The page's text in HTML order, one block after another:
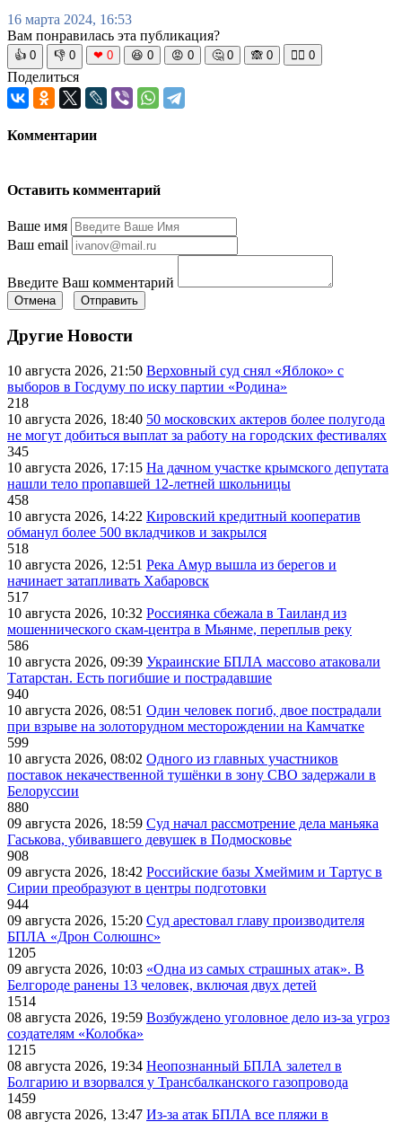
16 марта 2024, 16:53
Вам понравилась эта публикация?
👍 0 👎 0 ❤ 0 😆 0 😡 0 🤔 0 🙈 0 🧘‍♀️ 0
Поделиться
Комментарии
Оставить комментарий
Ваше имя
Ваш email
Введите Ваш комментарий
Отмена Отправить
Другие Новости
10 августа 2026, 21:50 Верховный суд снял «Яблоко» с
выборов в Госдуму по иску партии «Родина»
218
10 августа 2026, 18:40 50 московских актеров более полугода
не могут добиться выплат за работу на городских фестивалях
345
10 августа 2026, 17:15 На дачном участке крымского депутата
нашли тело пропавшей 12-летней школьницы
458
10 августа 2026, 14:22 Кировский кредитный кооператив
обманул более 500 вкладчиков и закрылся
518
10 августа 2026, 12:51 Река Амур вышла из берегов и
начинает затапливать Хабаровск
517
10 августа 2026, 10:32 Россиянка сбежала в Таиланд из
мошеннического скам-центра в Мьянме, переплыв реку
586
10 августа 2026, 09:39 Украинские БПЛА массово атаковали
Татарстан. Есть погибшие и пострадавшие
940
10 августа 2026, 08:51 Один человек погиб, двое пострадали
при взрыве на золоторудном месторождении на Камчатке
599
10 августа 2026, 08:02 Одного из главных участников
поставок некачественной тушёнки в зону СВО задержали в
Белоруссии
880
09 августа 2026, 18:59 Суд начал рассмотрение дела маньяка
Гаськова, убивавшего девушек в Подмосковье
908
09 августа 2026, 18:42 Российские базы Хмеймим и Тартус в
Сирии преобразуют в центры подготовки
944
09 августа 2026, 15:20 Суд арестовал главу производителя
БПЛА «Дрон Солюшнс»
1205
09 августа 2026, 10:03 «Одна из самых страшных атак». В
Белгороде ранены 13 человек, включая двух детей
1514
08 августа 2026, 19:59 Возбуждено уголовное дело из-за угроз
создателям «Колобка»
1215
08 августа 2026, 19:34 Неопознанный БПЛА залетел в
Болгарию и взорвался у Трансбалканского газопровода
1459
08 августа 2026, 13:47 Из-за атак БПЛА все пляжи в